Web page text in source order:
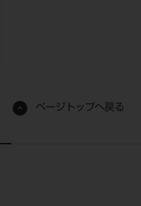
ページトップへ戻る